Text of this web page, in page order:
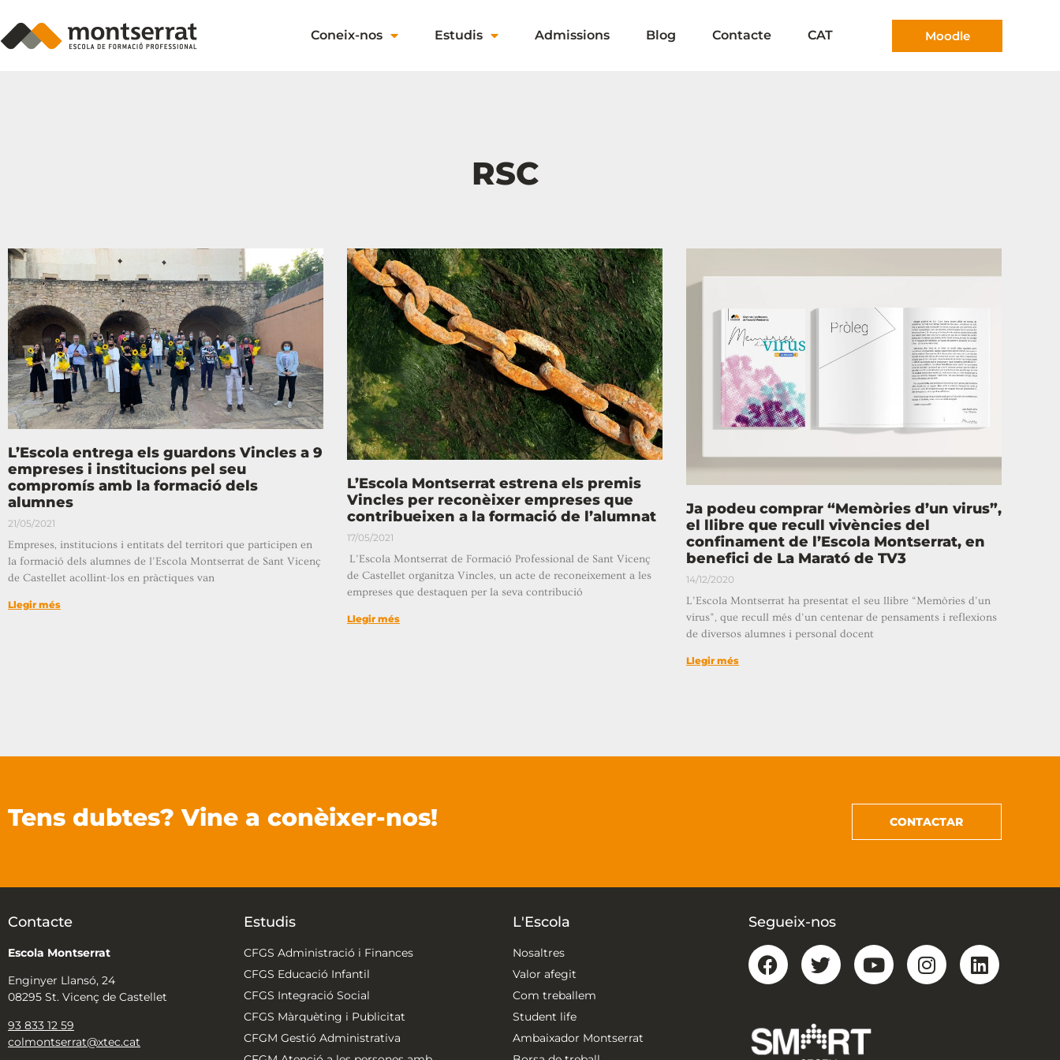
Coneix-nos Estudis Admissions Blog Contacte CAT Moodle
RSC
L’Escola entrega els guardons Vincles a 9
empreses i institucions pel seu
compromís amb la formació dels
alumnes
21/05/2021
Empreses, institucions i entitats del territori que participen en
la formació dels alumnes de l’Escola Montserrat de Sant Vicenç
de Castellet acollint-los en pràctiques van
Llegir més
L’Escola Montserrat estrena els premis
Vincles per reconèixer empreses que
contribueixen a la formació de l’alumnat
17/05/2021
L’Escola Montserrat de Formació Professional de Sant Vicenç
de Castellet organitza Vincles, un acte de reconeixement a les
empreses que destaquen per la seva contribució
Llegir més
Ja podeu comprar “Memòries d’un virus”,
el llibre que recull vivències del
confinament de l’Escola Montserrat, en
benefici de La Marató de TV3
14/12/2020
L’Escola Montserrat ha presentat el seu llibre “Memòries d’un
virus”, que recull més d’un centenar de pensaments i reflexions
de diversos alumnes i personal docent
Llegir més
Tens dubtes? Vine a conèixer-nos! CONTACTAR
Contacte
Escola Montserrat
Enginyer Llansó, 24
08295 St. Vicenç de Castellet
93 833 12 59
colmontserrat@xtec.cat
Estudis
CFGS Administració i Finances
CFGS Educació Infantil
CFGS Integració Social
CFGS Màrquèting i Publicitat
CFGM Gestió Administrativa
L'Escola
Nosaltres
Valor afegit
Com treballem
Student life
Ambaixador Montserrat
Segueix-nos